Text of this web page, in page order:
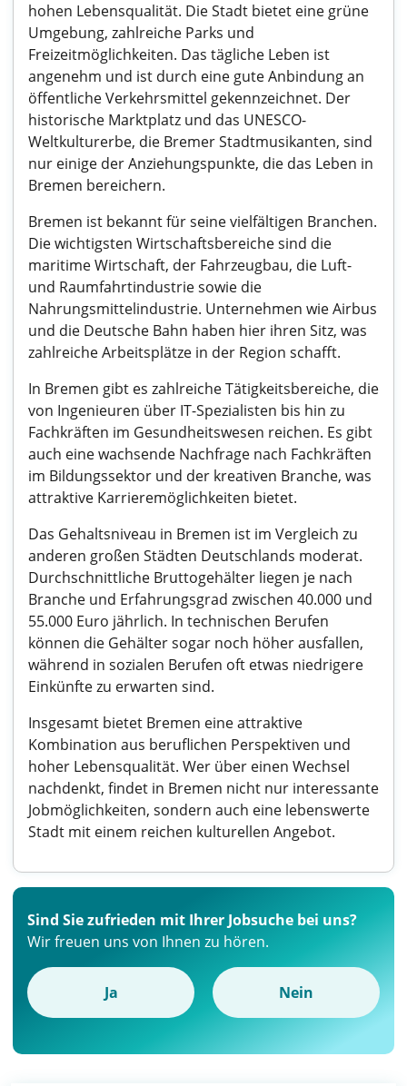
hohen Lebensqualität. Die Stadt bietet eine grüne
Umgebung, zahlreiche Parks und
Freizeitmöglichkeiten. Das tägliche Leben ist
angenehm und ist durch eine gute Anbindung an
öffentliche Verkehrsmittel gekennzeichnet. Der
historische Marktplatz und das UNESCO-
Weltkulturerbe, die Bremer Stadtmusikanten, sind
nur einige der Anziehungspunkte, die das Leben in
Bremen bereichern.
Bremen ist bekannt für seine vielfältigen Branchen.
Die wichtigsten Wirtschaftsbereiche sind die
maritime Wirtschaft, der Fahrzeugbau, die Luft-
und Raumfahrtindustrie sowie die
Nahrungsmittelindustrie. Unternehmen wie Airbus
und die Deutsche Bahn haben hier ihren Sitz, was
zahlreiche Arbeitsplätze in der Region schafft.
In Bremen gibt es zahlreiche Tätigkeitsbereiche, die
von Ingenieuren über IT-Spezialisten bis hin zu
Fachkräften im Gesundheitswesen reichen. Es gibt
auch eine wachsende Nachfrage nach Fachkräften
im Bildungssektor und der kreativen Branche, was
attraktive Karrieremöglichkeiten bietet.
Das Gehaltsniveau in Bremen ist im Vergleich zu
anderen großen Städten Deutschlands moderat.
Durchschnittliche Bruttogehälter liegen je nach
Branche und Erfahrungsgrad zwischen 40.000 und
55.000 Euro jährlich. In technischen Berufen
können die Gehälter sogar noch höher ausfallen,
während in sozialen Berufen oft etwas niedrigere
Einkünfte zu erwarten sind.
Insgesamt bietet Bremen eine attraktive
Kombination aus beruflichen Perspektiven und
hoher Lebensqualität. Wer über einen Wechsel
nachdenkt, findet in Bremen nicht nur interessante
Jobmöglichkeiten, sondern auch eine lebenswerte
Stadt mit einem reichen kulturellen Angebot.
Sind Sie zufrieden mit Ihrer Jobsuche bei uns?
Wir freuen uns von Ihnen zu hören.
Ja Nein